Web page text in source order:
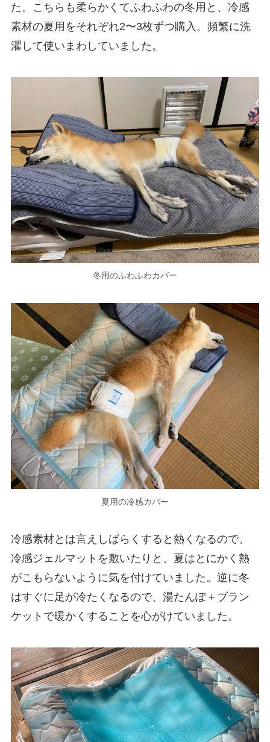
た。こちらも柔らかくてふわふわの冬用と、冷感
素材の夏用をそれぞれ2〜3枚ずつ購入。頻繁に洗
濯して使いまわしていました。
冬用のふわふわカバー
夏用の冷感カバー
冷感素材とは言えしばらくすると熱くなるので、
冷感ジェルマットを敷いたりと、夏はとにかく熱
がこもらないように気を付けていました。逆に冬
はすぐに足が冷たくなるので、湯たんぽ＋ブラン
ケットで暖かくすることを心がけていました。